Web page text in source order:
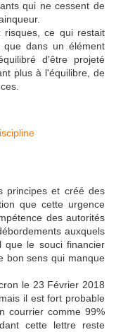
qui ne cessent de
ce qui restait
dans un élément
d'être projeté
plus à l'équilibre, de
principes et créé des
que cette urgence
des autorités
auxquels
le souci financier
bon sens qui manque
le 23 Février 2018
il est fort probable
courrier comme 99%
cette lettre reste